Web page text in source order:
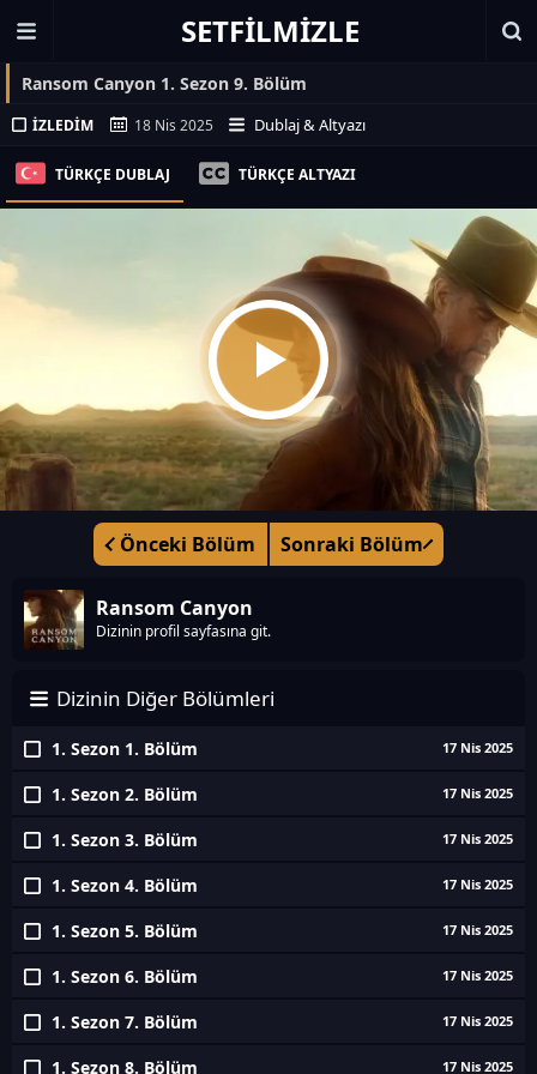
SETFILMIZLE
Ransom Canyon 1. Sezon 9. Bölüm
İZLEDIM 18 Nis 2025 Dublaj & Altyazı
TÜRKÇE DUBLAJ TÜRKÇE ALTYAZI
Önceki Bölüm Sonraki Bölüm
Ransom Canyon
Dizinin profil sayfasına git.
Dizinin Diğer Bölümleri
1. Sezon 1. Bölüm 17 Nis 2025
1. Sezon 2. Bölüm 17 Nis 2025
1. Sezon 3. Bölüm 17 Nis 2025
1. Sezon 4. Bölüm 17 Nis 2025
1. Sezon 5. Bölüm 17 Nis 2025
1. Sezon 6. Bölüm 17 Nis 2025
1. Sezon 7. Bölüm 17 Nis 2025
1. Sezon 8. Bölüm 17 Nis 2025